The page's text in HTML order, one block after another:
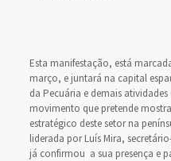
Esta manifestação, está
março, e juntará na capital
da Pecuária e demais
movimento que pretende
estratégico deste setor na
liderada por Luís Mira,
já confirmou a sua presença e